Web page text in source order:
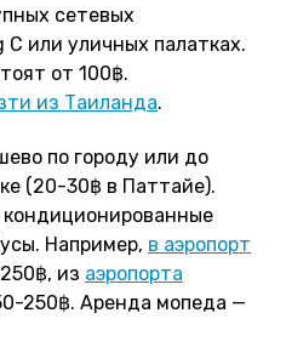
сетевых
или уличных палатках.
от 100฿.
из Таиланда.
по городу или до
(20-30฿ в Паттайе).
Например, в аэропорт
฿, из аэропорта
250฿. Аренда мопеда —